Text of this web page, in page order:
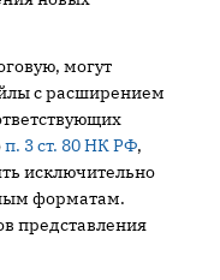
могут
с расширением
п. 3 ст. 80 НК РФ,
исключительно
форматам.
представления